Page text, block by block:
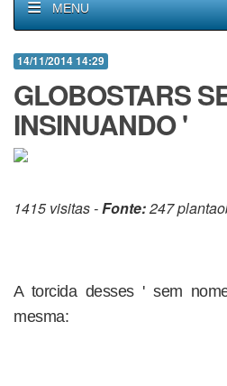
MENU
14/11/2014 14:29
GLOBOSTARS
INSINUANDO '
1415 visitas -Fonte:247
A torcida desses ' sem
mesma: